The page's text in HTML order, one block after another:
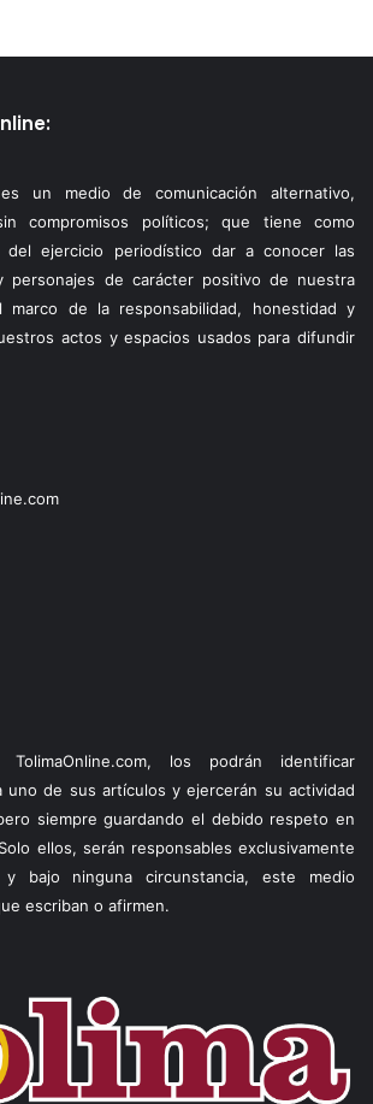
es un medio de comunicación alternativo,
compromisos políticos; que tiene como
del ejercicio periodístico dar a conocer las
personajes de carácter positivo de nuestra
de la responsabilidad, honestidad y
actos y espacios usados para difundir
los podrán identificar
uno de sus artículos y ejercerán su actividad
siempre guardando el debido respeto en
ellos, serán responsables exclusivamente
bajo ninguna circunstancia, este medio
escriban o afirmen.